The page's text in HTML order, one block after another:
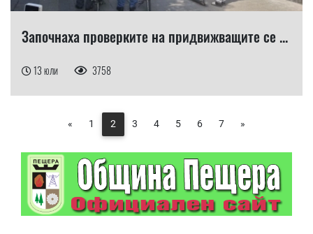
Започнаха проверките на придвижващите се ...
13 юли 3758
« 1 2 3 4 5 6 7 »